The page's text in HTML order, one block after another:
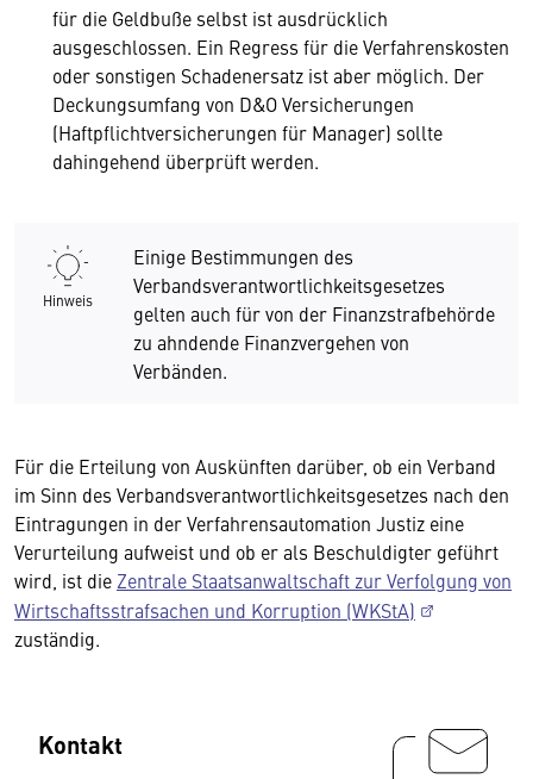
für die Geldbuße selbst ist ausdrücklich
ausgeschlossen. Ein Regress für die Verfahrenskosten
oder sonstigen Schadenersatz ist aber möglich. Der
Deckungsumfang von D&O Versicherungen
(Haftpflichtversicherungen für Manager) sollte
dahingehend überprüft werden.
Hinweis
Einige Bestimmungen des
Verbandsverantwortlichkeitsgesetzes
gelten auch für von der Finanzstrafbehörde
zu ahndende Finanzvergehen von
Verbänden.
Für die Erteilung von Auskünften darüber, ob ein Verband
im Sinn des Verbandsverantwortlichkeitsgesetzes nach den
Eintragungen in der Verfahrensautomation Justiz eine
Verurteilung aufweist und ob er als Beschuldigter geführt
wird, ist die Zentrale Staatsanwaltschaft zur Verfolgung von
Wirtschaftsstrafsachen und Korruption (WKStA)
zuständig.
Kontakt